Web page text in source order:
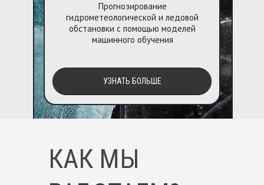
УЗНАТЬ БОЛЬШЕ
Прогнозирование
гидрометеологической и ледовой
обстановки с помощью моделей
машинного обучения
КАК МЫ